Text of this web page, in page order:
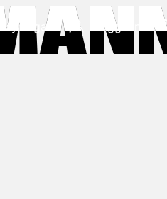
Logg inn